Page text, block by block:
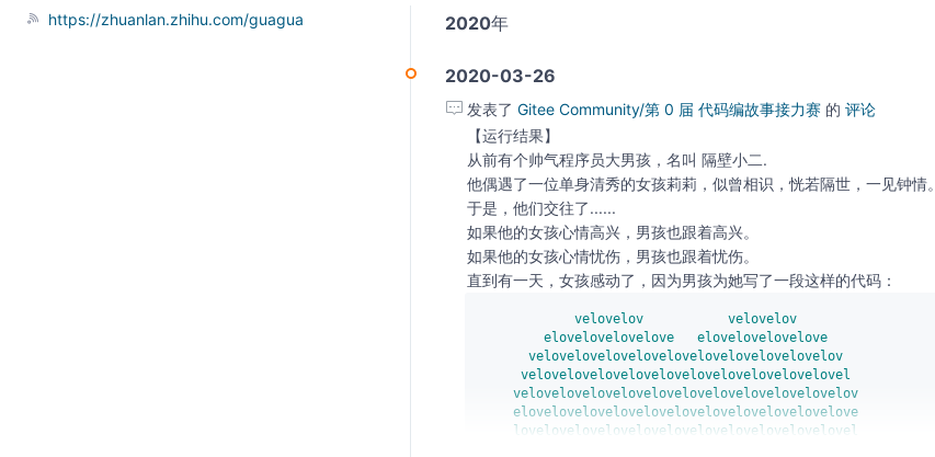
https://zhuanlan.zhihu.com/guagua
2020年
2020-03-26
发表了 Gitee Community/第 0 届 代码编故事接力赛 的评论
【运行结果】
从前有个帅气程序员大男孩，名叫 隔壁小二.
他偶遇了一位单身清秀的女孩莉莉，似曾相识，恍若隔世，一见钟情。
于是，他们交往了......
如果他的女孩心情高兴，男孩也跟着高兴。
如果他的女孩心情忧伤，男孩也跟着忧伤。
直到有一天，女孩感动了，因为男孩为她写了一段这样的代码：
            velovelov           velovelov
        elovelovelovelove   elovelovelovelove
      velovelovelovelovelovelovelovelovelovelov
     velovelovelovelovelovelovelovelovelovelovel
    velovelovelovelovelovelovelovelovelovelovelov
    elovelovelovelovelovelovelovelovelovelovelove
    lovelovelovelovelovelovelovelovelovelovelovel